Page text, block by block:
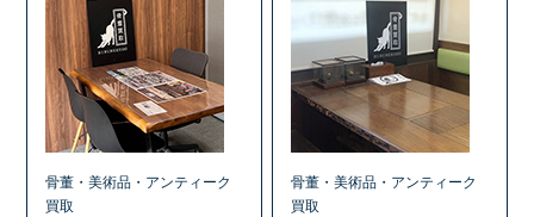
骨董・美術品・アンティーク
買取
骨董・美術品・アンティーク
買取